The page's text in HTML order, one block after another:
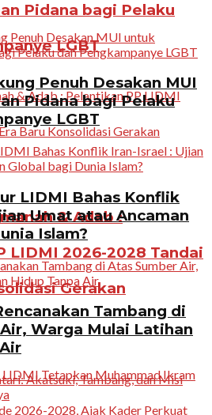
Pidana bagi Pelaku
LGBT
& Adab :
LIDMI 2026-2028 Tandai
Gerakan
Penuh Desakan MUI
Pidana bagi Pelaku
LGBT
LIDMI Bahas Konflik
Umat atau Ancaman
Islam?
Tambang di
Warga Mulai Latihan